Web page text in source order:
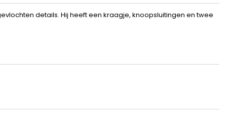
details. Hij heeft een kraagje, knoopsluitingen en twee